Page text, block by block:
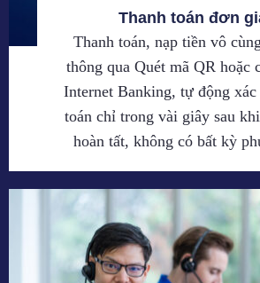
Thanh toán đơn
Thanh toán, nạp tiền vô
thông qua Quét mã QR hoặc
Internet Banking, tự động xác
toán chỉ trong vài giây sau
hoàn tất, không có bất kỳ